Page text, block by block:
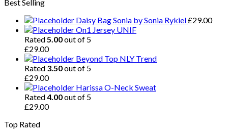
Best Selling
Daisy Bag Sonia by Sonia Rykiel£29.00
On1 Jersey UNIF
Rated 5.00out of 5
£29.00
Beyond Top NLY Trend
Rated 3.50out of 5
£29.00
Harissa O-Neck Sweat
Rated4.00out of 5
£29.00
Top Rated